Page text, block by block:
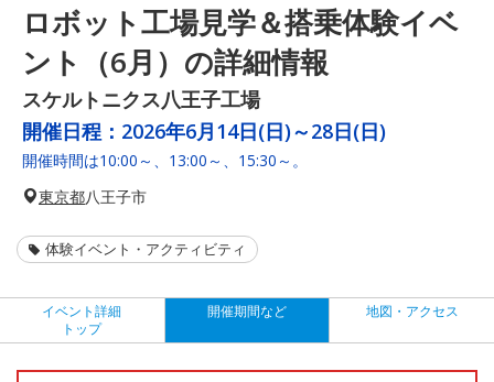
ロボット工場見学＆搭乗体験イベ
ント（6月）の詳細情報
スケルトニクス八王子工場
開催日程： 2026年6月14日(日)～28日(日)
開催時間は10:00～、13:00～、15:30～。
東京都八王子市
体験イベント・アクティビティ
イベント詳細
トップ
開催期間など 地図・アクセス